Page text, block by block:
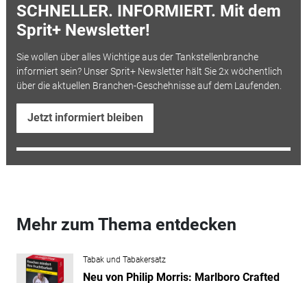
SCHNELLER. INFORMIERT. Mit dem
Sprit+ Newsletter!
Sie wollen über alles Wichtige aus der Tankstellenbranche
informiert sein? Unser Sprit+ Newsletter hält Sie 2x wöchentlich
über die aktuellen Branchen-Geschehnisse auf dem Laufenden.
Jetzt informiert bleiben
Mehr zum Thema entdecken
Tabak und Tabakersatz
Neu von Philip Morris: Marlboro Crafted